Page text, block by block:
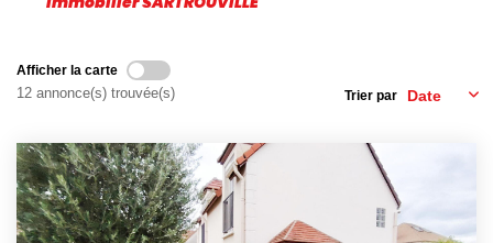
EN
Afficher la carte
12 annonce(s) trouvée(s) Trier par